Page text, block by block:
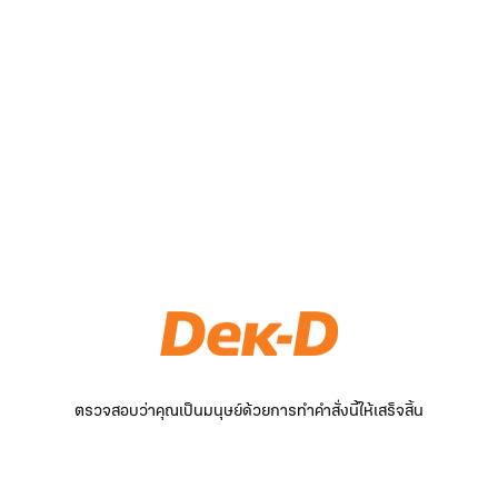
ตรวจสอบว่าคุณเป็นมนุษย์ด้วยการทำคำสั่งนี้ให้เสร็จสิ้น